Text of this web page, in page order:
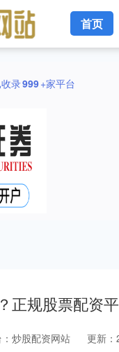
首页
录999+家平台
正规股票配资
炒股配资网站 更新